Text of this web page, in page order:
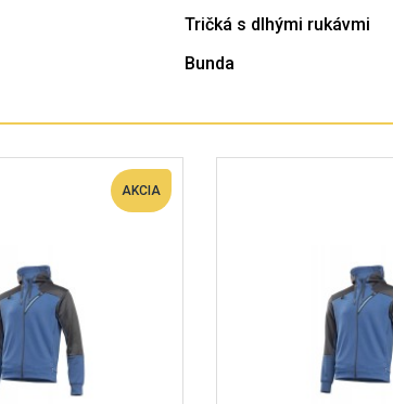
Tričká s dlhými rukávmi
Bunda
AKCIA